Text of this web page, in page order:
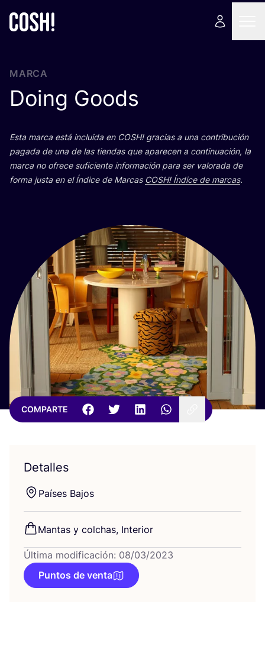
MARCA
Doing Goods
Esta mar­ca está inclui­da en COSH! gra­cias a una con­tri­bu­ción
paga­da de una de las tien­das que apa­re­cen a con­ti­nua­ción, la
mar­ca no ofre­ce sufi­cien­te infor­ma­ción para ser valo­ra­da de
for­ma jus­ta en el Índi­ce de Mar­cas COSH! Índi­ce de mar­cas.
COMPARTE
Detalles
Paí­ses Bajos
Man­tas y col­chas, Interior
Última modificación: 08/03/2023
Puntos de venta